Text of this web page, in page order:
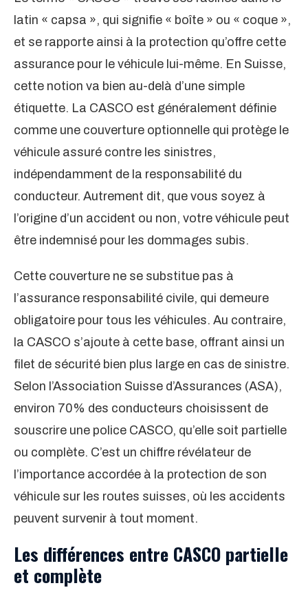
latin « capsa », qui signifie « boîte » ou « coque »,
et se rapporte ainsi à la protection qu’offre cette
assurance pour le véhicule lui-même. En Suisse,
cette notion va bien au-delà d’une simple
étiquette. La CASCO est généralement définie
comme une couverture optionnelle qui protège le
véhicule assuré contre les sinistres,
indépendamment de la responsabilité du
conducteur. Autrement dit, que vous soyez à
l’origine d’un accident ou non, votre véhicule peut
être indemnisé pour les dommages subis.
Cette couverture ne se substitue pas à
l’assurance responsabilité civile, qui demeure
obligatoire pour tous les véhicules. Au contraire,
la CASCO s’ajoute à cette base, offrant ainsi un
filet de sécurité bien plus large en cas de sinistre.
Selon l’Association Suisse d’Assurances (ASA),
environ 70% des conducteurs choisissent de
souscrire une police CASCO, qu’elle soit partielle
ou complète. C’est un chiffre révélateur de
l’importance accordée à la protection de son
véhicule sur les routes suisses, où les accidents
peuvent survenir à tout moment.
Les différences entre CASCO partielle
et complète